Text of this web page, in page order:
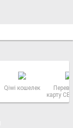
Qiwi кошелек
карту